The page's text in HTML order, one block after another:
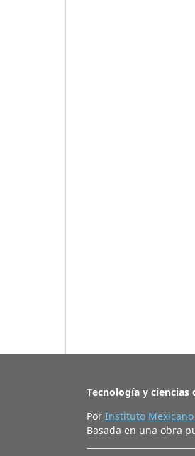
Tecnología y ciencias
Por Instituto
Basada en una obra